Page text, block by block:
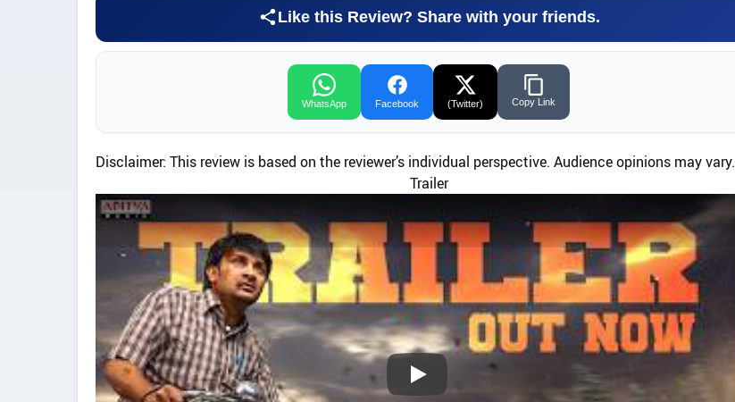
Like this Review? Share with your friends.
WhatsApp Facebook (Twitter) Copy Link
Disclaimer: This review is based on the reviewer’s individual perspective. Audience opinions may vary.
Trailer
Play